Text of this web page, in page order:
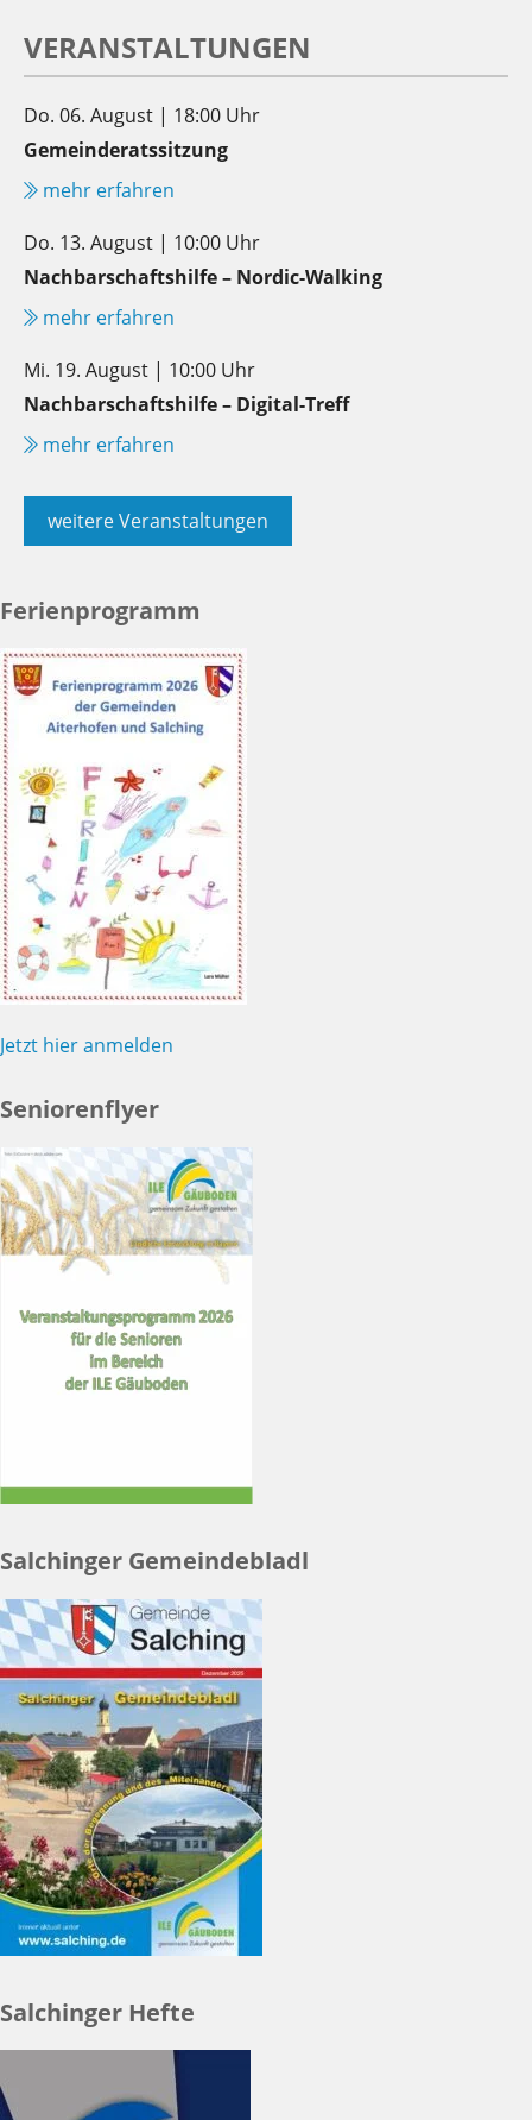
VERANSTALTUNGEN
Do. 06. August | 18:00 Uhr
Gemeinderatssitzung
mehr erfahren
Do. 13. August | 10:00 Uhr
Nachbarschaftshilfe – Nordic-Walking
mehr erfahren
Mi. 19. August | 10:00 Uhr
Nachbarschaftshilfe – Digital-Treff
mehr erfahren
weitere Veranstaltungen
Ferienprogramm
Jetzt hier anmelden
Seniorenflyer
Salchinger Gemeindebladl
Salchinger Hefte